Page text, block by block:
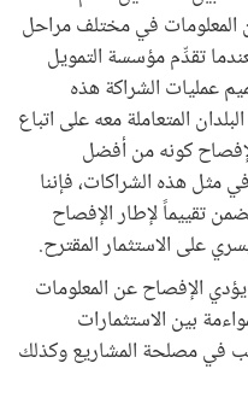
في مختلف مراحل
تقدِّم مؤسسة التمويل
عمليات الشراكة هذه
المتعاملة معه على اتباع
كونه من أفضل
مثل هذه الشراكات، فإننا
تقييماً لإطار الإفصاح
على الاستثمار المقترح.
الإفصاح عن المعلومات
بين الاستثمارات
في مصلحة المشاريع وكذلك